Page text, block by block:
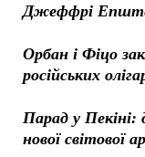
Джеффрі
Орбан і Фіцо
російських
Парад у Пекіні:
нової світової